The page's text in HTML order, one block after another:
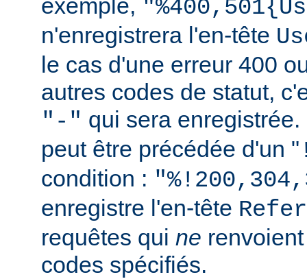
exemple,
n'enregistrera l'en-tête
le cas d'une erreur 400
autres codes de statut,
"-" qui sera
peut être précédée d'un "
condition :
enregistre l'en-tête
requêtes qui ne
codes spécifiés.